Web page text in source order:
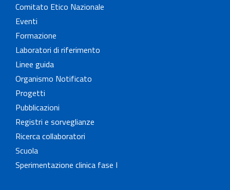
Comitato Etico Nazionale
Eventi
Formazione
Laboratori di riferimento
Linee guida
Organismo Notificato
Progetti
Pubblicazioni
Registri e sorveglianze
Ricerca collaboratori
Scuola
Sperimentazione clinica fase I